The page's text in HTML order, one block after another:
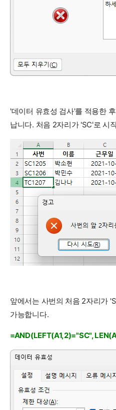
'데이터 유효성 검사'를 적용한
납니다. 처음 2자리가 'SC'로 시
앞에서는 사번의 처음 2자리가
가능합니다.
=AND(LEFT(A1,2)="SC",